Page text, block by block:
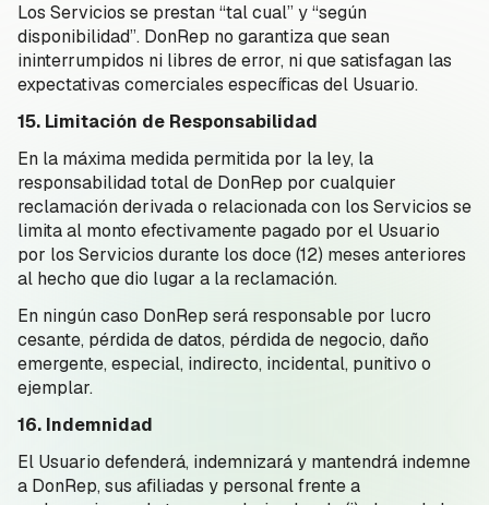
Los Servicios se prestan “tal cual” y “según
disponibilidad”. DonRep no garantiza que sean
ininterrumpidos ni libres de error, ni que satisfagan las
expectativas comerciales específicas del Usuario.
15. Limitación de Responsabilidad
En la máxima medida permitida por la ley, la
responsabilidad total de DonRep por cualquier
reclamación derivada o relacionada con los Servicios se
limita al monto efectivamente pagado por el Usuario
por los Servicios durante los doce (12) meses anteriores
al hecho que dio lugar a la reclamación.
En ningún caso DonRep será responsable por lucro
cesante, pérdida de datos, pérdida de negocio, daño
emergente, especial, indirecto, incidental, punitivo o
ejemplar.
16. Indemnidad
El Usuario defenderá, indemnizará y mantendrá indemne
a DonRep, sus afiliadas y personal frente a